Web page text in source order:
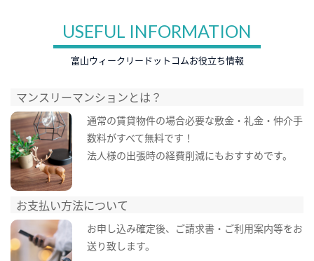
USEFUL INFORMATION
富山ウィークリードットコムお役立ち情報
マンスリーマンションとは？
通常の賃貸物件の場合必要な敷金・礼金・仲介手
数料がすべて無料です！
法人様の出張時の経費削減にもおすすめです。
お支払い方法について
お申し込み確定後、ご請求書・ご利用案内等をお
送り致します。